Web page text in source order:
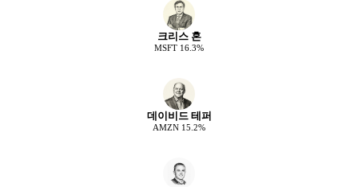
크리스 혼
MSFT 16.3%
데이비드 테퍼
AMZN 15.2%